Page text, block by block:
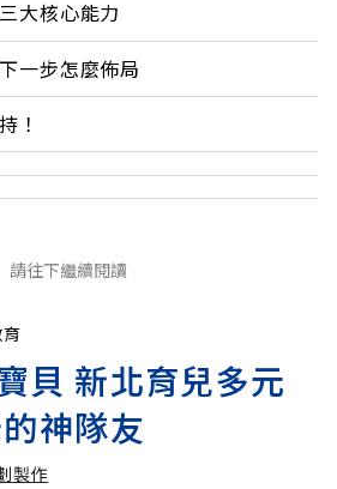
大核心能力
一步怎麼佈局
！
請往下繼續閱讀
貝 新北育兒多元
神隊友
製作